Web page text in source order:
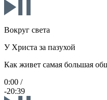
Вокруг света
У Христа за пазухой
Как живет самая большая
0:00 /
-20:39